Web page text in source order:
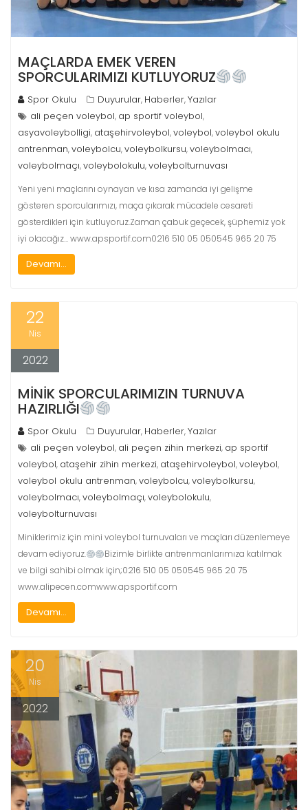
MAÇLARDA EMEK VEREN
SPORCULARIMIZI KUTLUYORUZ
Spor Okulu Duyurular, Haberler,Yazılar
ali peçen voleybol, ap sportif voleybol,
asyavoleybolligi, ataşehirvoleybol,voleybol,voleybol okulu
antrenman,voleybolcu,voleybolkursu,voleybolmacı,
voleybolmaçı,voleybolokulu,voleybolturnuvası
Yeni yeni maçlarını oynayan ve kısa zamanda iyi gelişme
gösteren sporcularımızı, maça çıkarak mücadele cesareti
gösterdikleri için kutluyoruz.Zaman çabuk geçecek, şüphemiz yok
iyi olacağız… www.apsportif.com0216 510 05 050545 965 20 75
Devamı...
22
Nis
2022
MİNİK SPORCULARIMIZIN TURNUVA
HAZIRLIĞI
Spor Okulu Duyurular, Haberler,Yazılar
ali peçen voleybol, ali peçen zihin merkezi, ap sportif
voleybol, ataşehir zihin merkezi, ataşehirvoleybol,voleybol,
voleybol okulu antrenman,voleybolcu,voleybolkursu,
voleybolmacı,voleybolmaçı,voleybolokulu,
voleybolturnuvası
Miniklerimiz için mini voleybol turnuvaları ve maçları düzenlemeye
devam ediyoruz.
Bizimle birlikte antrenmanlarımıza katılmak
ve bilgi sahibi olmak için;0216 510 05 050545 965 20 75
www.alipecen.comwww.apsportif.com
Devamı...
20
Nis
2022